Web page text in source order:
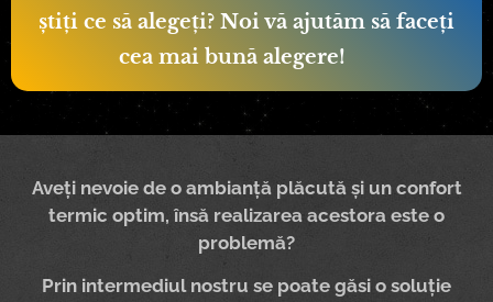
știți ce să alegeți? Noi vă ajutăm să faceți
cea mai bună alegere! 🔥
Aveți nevoie de o ambianță plăcută și un confort
termic optim, însă realizarea acestora este o
problemă?
Prin intermediul nostru se poate găsi o soluție